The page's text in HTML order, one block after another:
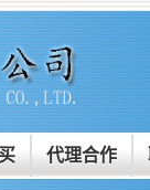
代理合作